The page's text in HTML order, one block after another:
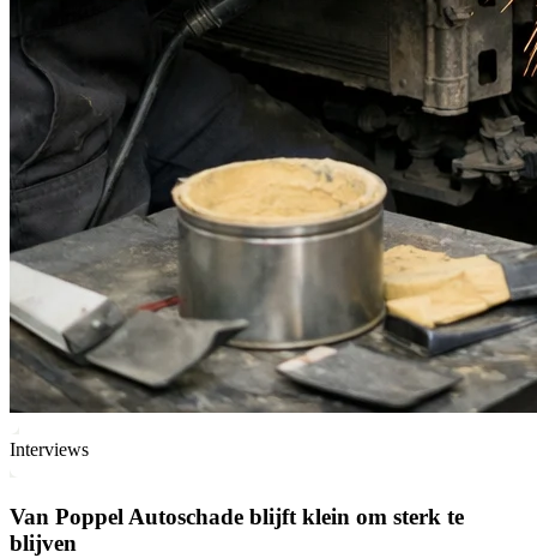
Interviews
Van Poppel Autoschade blijft klein om sterk te
blijven